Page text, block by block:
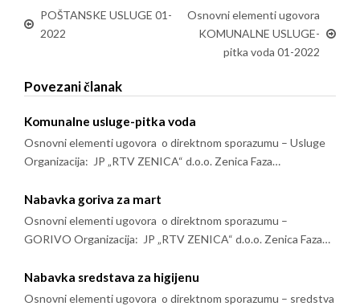
POŠTANSKE USLUGE 01-
2022
Osnovni elementi ugovora
KOMUNALNE USLUGE-
pitka voda 01-2022
Povezani članak
Komunalne usluge-pitka voda
Osnovni elementi ugovora o direktnom sporazumu – Usluge
Organizacija: JP „RTV ZENICA“ d.o.o. Zenica Faza…
Nabavka goriva za mart
Osnovni elementi ugovora o direktnom sporazumu –
GORIVO Organizacija: JP „RTV ZENICA“ d.o.o. Zenica Faza…
Nabavka sredstava za higijenu
Osnovni elementi ugovora o direktnom sporazumu – sredstva